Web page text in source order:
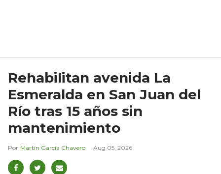
Rehabilitan avenida La
Esmeralda en San Juan del
Río tras 15 años sin
mantenimiento
Martín García Chavero Aug 05, 2026